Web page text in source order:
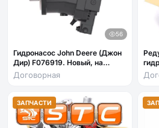
56
Гидронасос John Deere (Джон
Дир) F076919. Новый, на
гарантии. На тракторы 6000
Договорная
ЗАПЧАСТИ